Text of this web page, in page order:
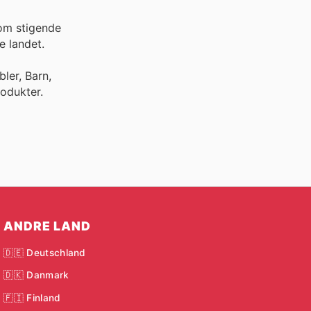
stigende
landet.
Barn,
ANDRE LAND
🇩🇪 Deutschland
🇩🇰 Danmark
🇫🇮 Finland